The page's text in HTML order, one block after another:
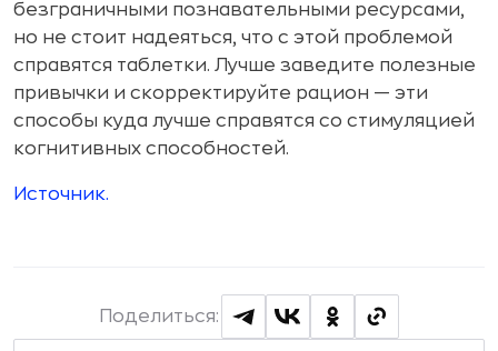
безграничными познавательными ресурсами,
но не стоит надеяться, что с этой проблемой
справятся таблетки. Лучше заведите полезные
привычки и скорректируйте рацион — эти
способы куда лучше справятся со стимуляцией
когнитивных способностей.
Источник.
Поделиться: